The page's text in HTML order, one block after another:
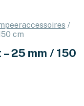
/
cm
25 mm / 150